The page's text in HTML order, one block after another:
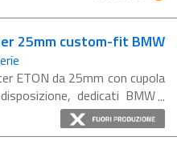
Tweeter in tessuto
...
25mm custom-fit BMW
ETON da 25mm con cupola
dedicati BMW
costruito in Germania
Plug & Play: facile